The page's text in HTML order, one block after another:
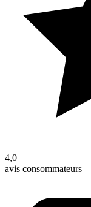
4,0
avis consommateurs